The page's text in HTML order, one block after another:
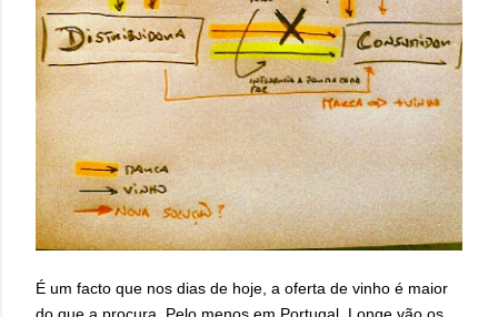
É um facto que nos dias de hoje, a oferta de vinho é maior